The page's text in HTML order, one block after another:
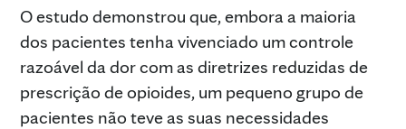
O estudo demonstrou que, embora a maioria
dos pacientes tenha vivenciado um controle
razoável da dor com as diretrizes reduzidas de
prescrição de opioides, um pequeno grupo de
pacientes não teve as suas necessidades